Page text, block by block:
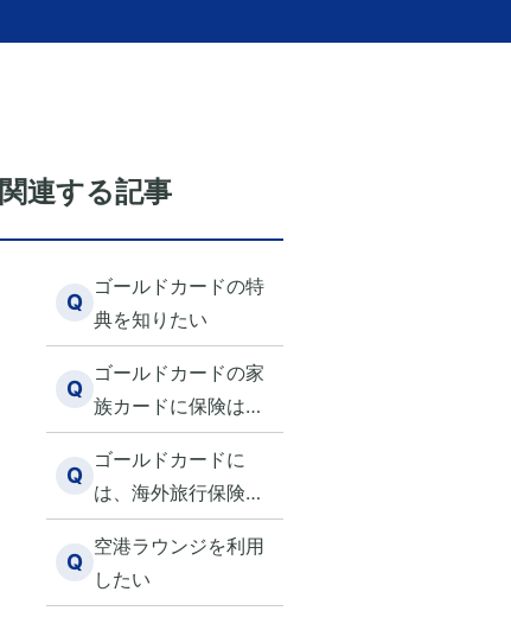
関連する記事
Q
ゴールドカードの特
典を知りたい
Q
ゴールドカードの家
族カードに保険は付
いていますか？
Q
ゴールドカードに
は、海外旅行保険は
付いていますか？
Q
空港ラウンジを利用
したい